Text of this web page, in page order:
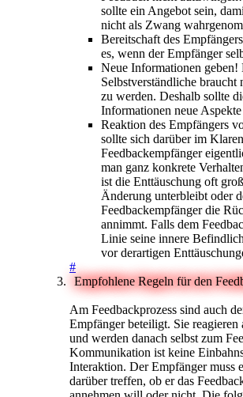
sollte ein Angebot sein,
nicht als Zwang
Bereitschaft des
es, wenn der Empfänger
Neue Informationen geben!
Selbstverständliche braucht
zu werden. Deshalb sollte
Informationen neue
Reaktion des Empfängers
sollte sich darüber im
Feedbackempfänger
man ganz konkrete
ist die Enttäuschung oft
Änderung unterbleibt oder
Feedbackempfänger die
annimmt. Falls dem
Linie seine innere
vor derartigen
#
Empfohlene Regeln für den
Am Feedbackprozess sind auch
Empfänger beteiligt. Sie reagieren
und werden danach selbst zum
Kommunikation ist keine
Interaktion. Der Empfänger muss
darüber treffen, ob er das